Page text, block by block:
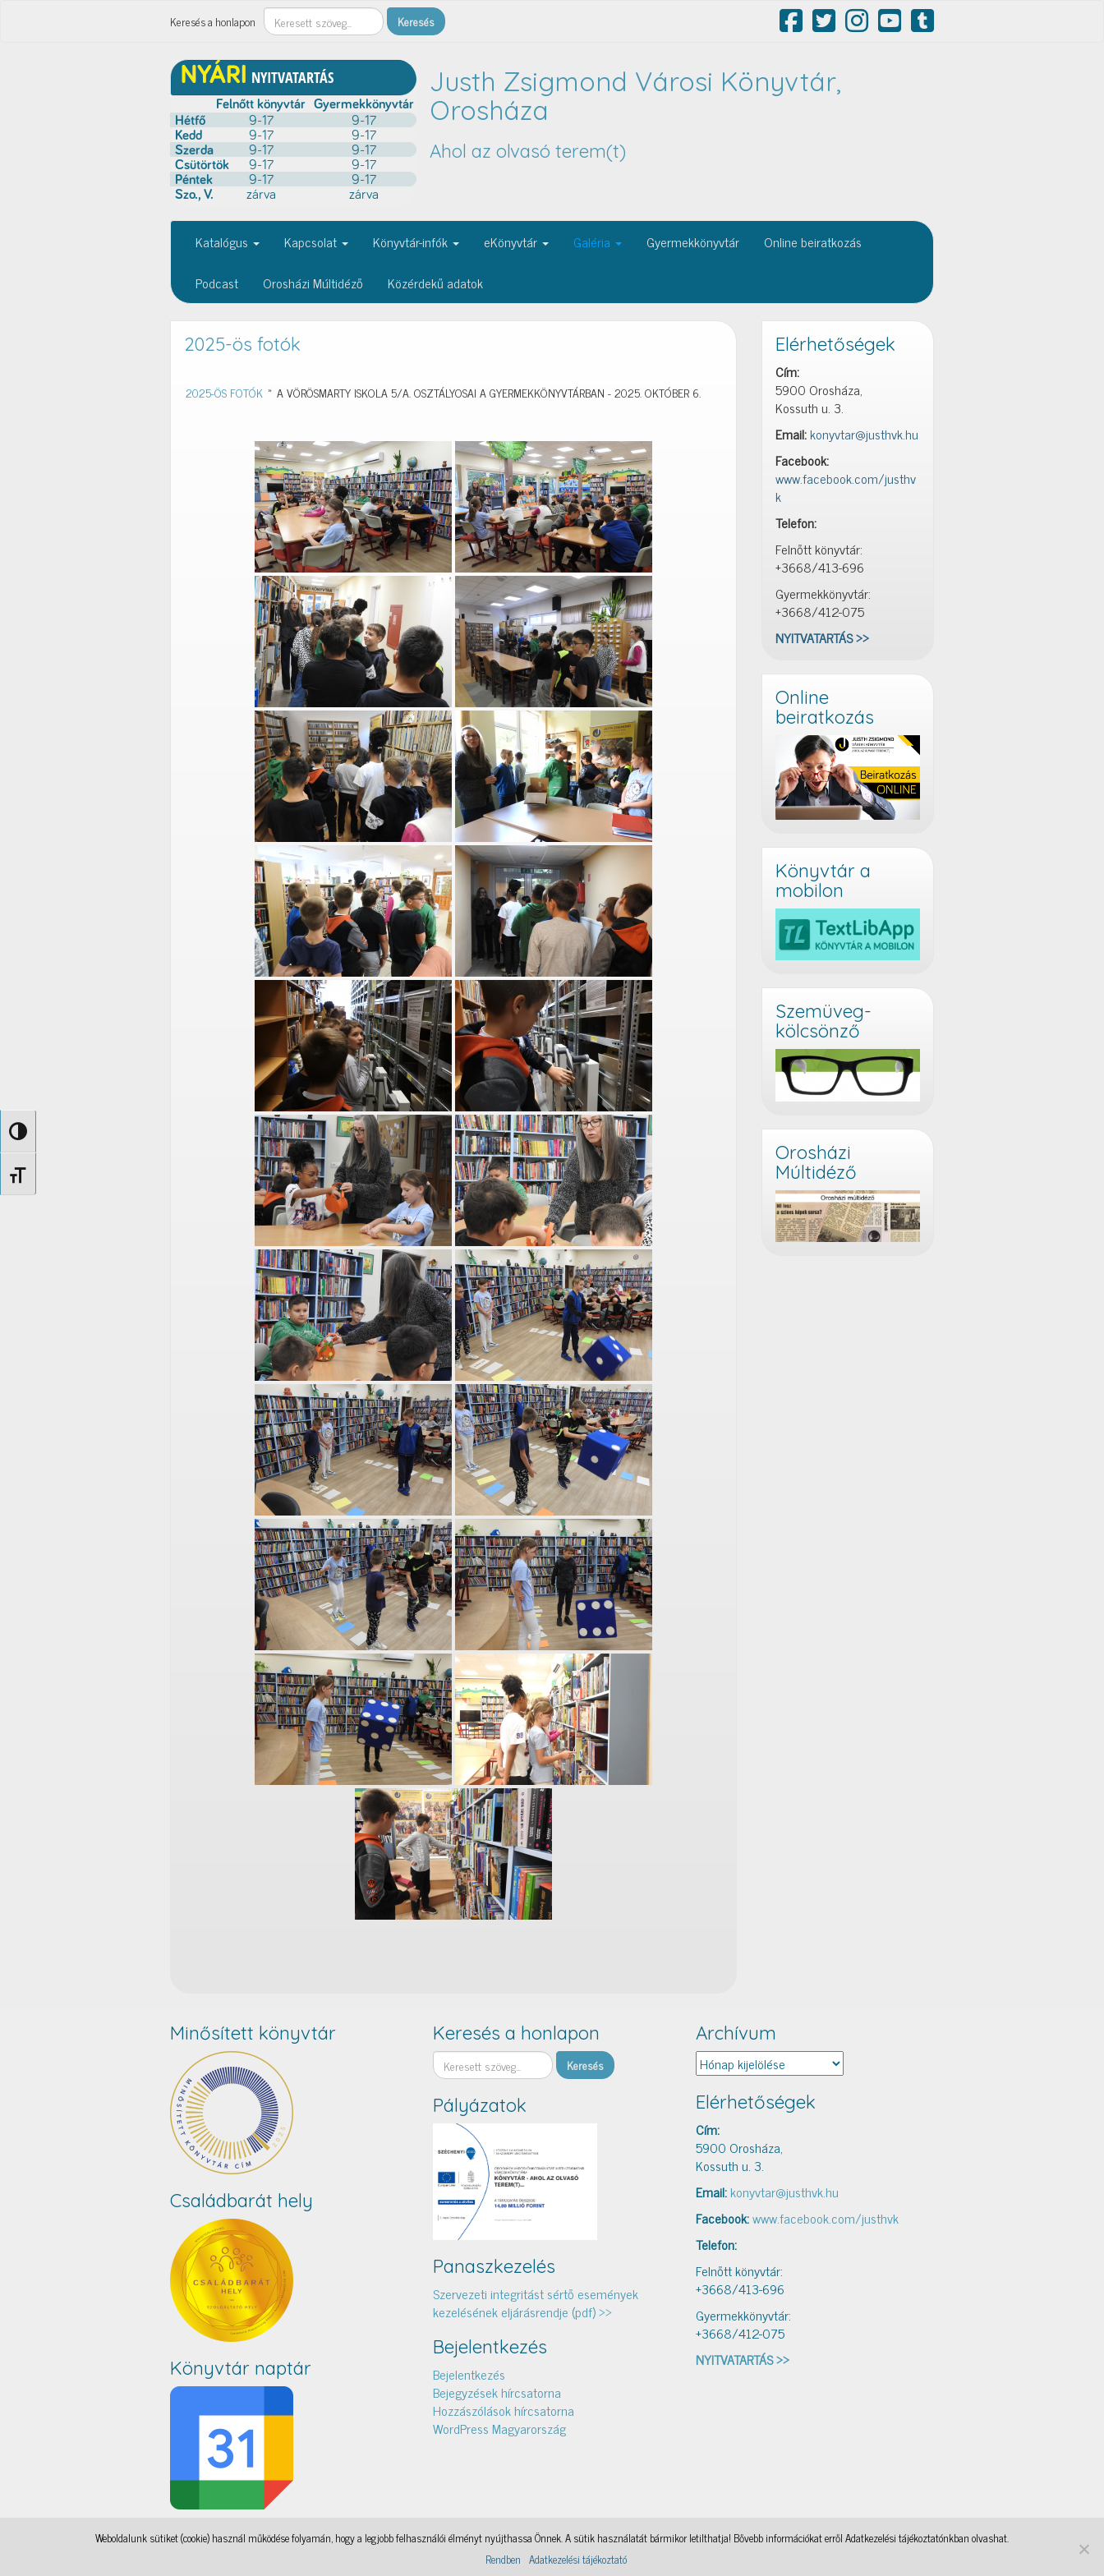
Nagy kontraszt váltása
Betűméret váltása
Keresés a honlapon Keresés
Justh Zsigmond Városi Könyvtár,
Orosháza
Ahol az olvasó terem(t)
Katalógus Kapcsolat Könyvtár-infók eKönyvtár Galéria Gyermekkönyvtár
Online beiratkozás
Podcast
Orosházi Múltidéző Közérdekű adatok
2025-ös fotók
2025-ÖS FOTÓK » A VÖRÖSMARTY ISKOLA 5/A. OSZTÁLYOSAI A GYERMEKKÖNYVTÁRBAN - 2025. OKTÓBER 6.
Elérhetőségek
Cím:
5900 Orosháza,
Kossuth u. 3.
Email:konyvtar@justhvk.hu
Facebook:
www.facebook.com/justhv
k
Telefon:
Felnőtt könyvtár:
+3668/413-696
Gyermekkönyvtár:
+3668/412-075
NYITVATARTÁS >>
Online
beiratkozás
Könyvtár a
mobilon
Szemüveg-
kölcsönző
Orosházi
Múltidéző
Minősített könyvtár
Családbarát hely
Könyvtár naptár
Keresés a honlapon
Keresés
Pályázatok
Panaszkezelés
Szervezeti integritást sértő események
kezelésének eljárásrendje (pdf) >>
Bejelentkezés
Bejelentkezés
Bejegyzések hírcsatorna
Hozzászólások hírcsatorna
WordPress Magyarország
Archívum
Archívum
Elérhetőségek
Cím:
5900 Orosháza,
Kossuth u. 3.
Email:konyvtar@justhvk.hu
Facebook:www.facebook.com/justhvk
Telefon:
Felnőtt könyvtár:
+3668/413-696
Gyermekkönyvtár:
+3668/412-075
NYITVATARTÁS >>
IAMSocial, a WordPress Theme by@aicragellebasi Könyvtári levelezés, a WordPress Theme by@aicragellebasiNyomtató, a WordPress Theme by@aicragellebasiOKKA, a WordPress Theme by@aicragellebasi
Weboldalunk sütiket (cookie) használ működése folyamán, hogy a legjobb felhasználói élményt nyújthassa Önnek. A sütik használatát bármikor letilthatja! Bővebb információkat erről Adatkezelési tájékoztatónkban olvashat.
Rendben Adatkezelési tájékoztató